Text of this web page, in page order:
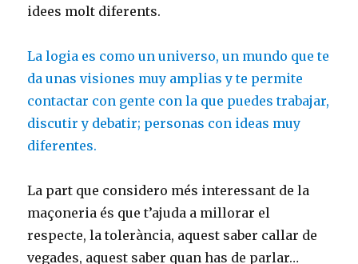
idees molt diferents.
La logia es como un universo, un mundo que te
da unas visiones muy amplias y te permite
contactar con gente con la que puedes trabajar,
discutir y debatir; personas con ideas muy
diferentes.
La part que considero més interessant de la
maçoneria és que t’ajuda a millorar el
respecte, la tolerància, aquest saber callar de
vegades, aquest saber quan has de parlar…